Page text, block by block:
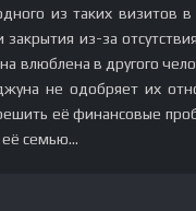
из таких визитов
из-за
влюблена в другого
не одобряет их
её финансовые
семью...